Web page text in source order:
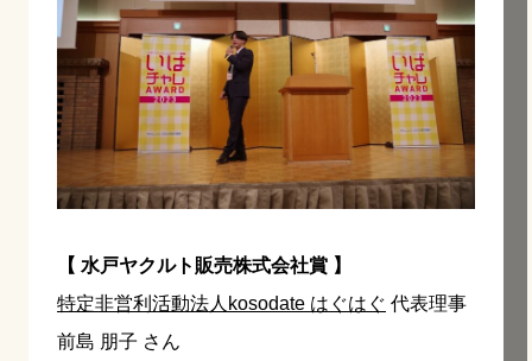
【 水戸ヤクルト販売株式会社賞 】
特定非営利活動法人kosodate はぐはぐ 代表理事
前島 朋子 さん